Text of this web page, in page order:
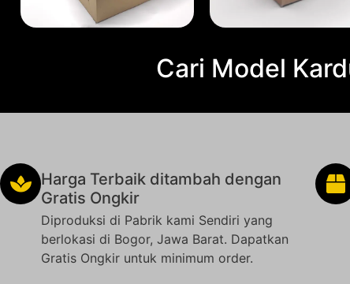
Cari Model
Harga Terbaik ditambah dengan
Gratis Ongkir
Diproduksi di Pabrik kami Sendiri yang
berlokasi di Bogor, Jawa Barat. Dapatkan
Gratis Ongkir untuk minimum order.